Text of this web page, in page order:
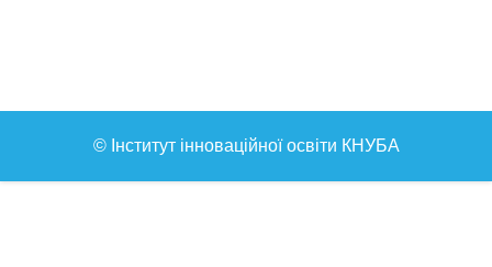
© Інститут інноваційної освіти КНУБА